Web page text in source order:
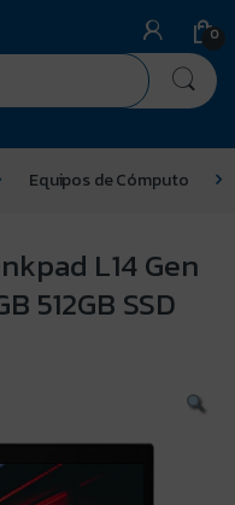
0
Equipos de Cómputo
L14 Gen
512GB SSD